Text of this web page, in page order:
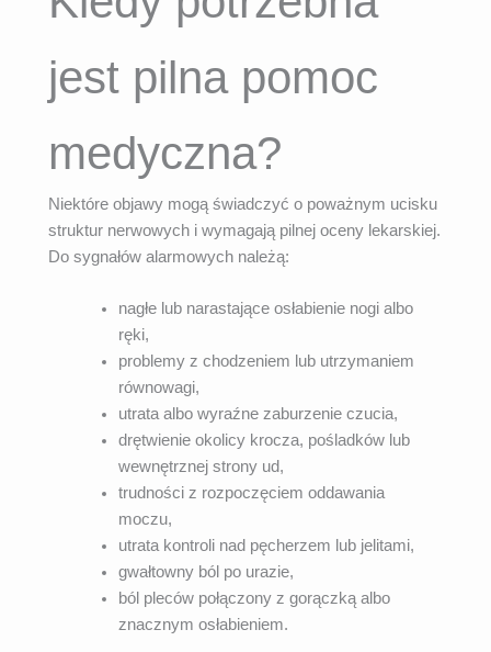
jest pilna pomoc
medyczna?
Niektóre objawy mogą świadczyć o poważnym ucisku
struktur nerwowych i wymagają pilnej oceny lekarskiej.
Do sygnałów alarmowych należą:
nagłe lub narastające osłabienie nogi albo
ręki,
problemy z chodzeniem lub utrzymaniem
równowagi,
utrata albo wyraźne zaburzenie czucia,
drętwienie okolicy krocza, pośladków lub
wewnętrznej strony ud,
trudności z rozpoczęciem oddawania
moczu,
utrata kontroli nad pęcherzem lub jelitami,
gwałtowny ból po urazie,
ból pleców połączony z gorączką albo
znacznym osłabieniem.